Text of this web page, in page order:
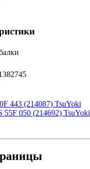
443 (214087) TsuYoki
55F 050 (214692) TsuYoki